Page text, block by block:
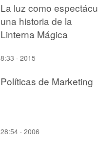
La luz como
una historia de la
Linterna Mágica
8:33 · 2015
Políticas de Marketing
28:54 · 2006